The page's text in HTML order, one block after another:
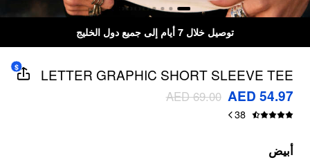
توصيل خلال 7 أيام إلى جميع دول الخليج
LETTER GRAPHIC SHORT SLEEVE TEE
AED 54.97
AED 69.00
38
$
أبيض